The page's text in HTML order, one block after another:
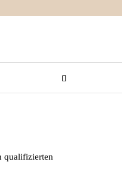
qualifizierten